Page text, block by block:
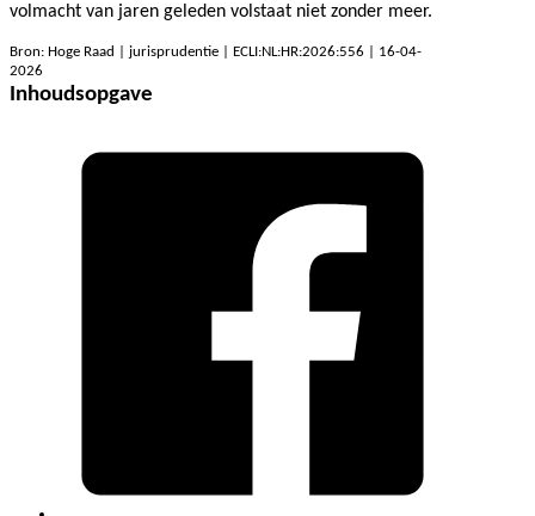
volmacht van jaren geleden volstaat niet zonder meer.
Bron: Hoge Raad | jurisprudentie | ECLI:NL:HR:2026:556 | 16-04-
2026
Inhoudsopgave